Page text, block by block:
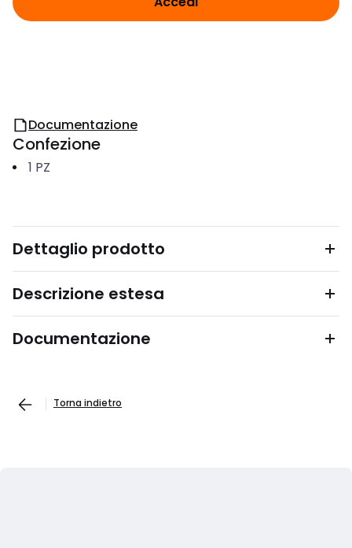
Documentazione
Confezione
1 PZ
Dettaglio prodotto
Descrizione estesa
Documentazione
Torna indietro